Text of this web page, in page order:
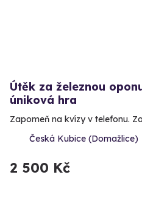
Útěk za železnou
úniková hra
Zapomeň na kvízy v telefonu.
Česká Kubice (Domažlice)
2 500 Kč